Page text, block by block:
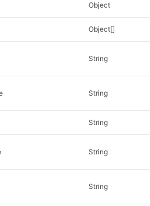
Object
Object[]
String
String
String
String
String